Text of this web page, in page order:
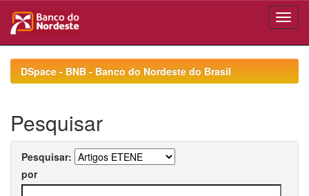
navigationDSpace - BNB - Banco do Nordeste do Brasil
Pesquisar
Pesquisar:
por